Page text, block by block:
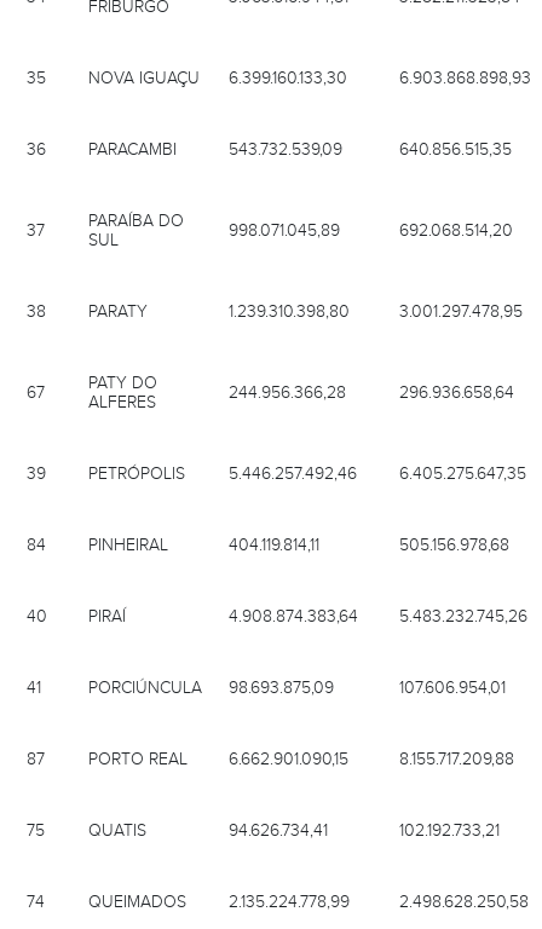
35 NOVA IGUAÇU 6.399.160.133,30 6.903.868.898,93
36 PARACAMBI 543.732.539,09 640.856.515,35
37
PARAÍBA DO
SUL
998.071.045,89 692.068.514,20
38 PARATY 1.239.310.398,80 3.001.297.478,95
67
PATY DO
ALFERES
244.956.366,28 296.936.658,64
39 PETRÓPOLIS 5.446.257.492,46 6.405.275.647,35
84 PINHEIRAL 404.119.814,11 505.156.978,68
40 PIRAÍ 4.908.874.383,64 5.483.232.745,26
41 PORCIÚNCULA 98.693.875,09 107.606.954,01
87 PORTO REAL 6.662.901.090,15 8.155.717.209,88
75 QUATIS 94.626.734,41 102.192.733,21
74 QUEIMADOS 2.135.224.778,99 2.498.628.250,58